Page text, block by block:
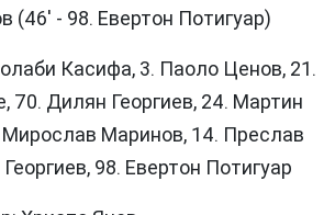
(46' - 98. Евертон Потигуар)
Касифа, 3. Паоло Ценов, 21.
70. Дилян Георгиев, 24. Мартин
Маринов, 14. Преслав
98. Евертон Потигуар